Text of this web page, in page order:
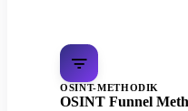
OSINT-METHODIK
OSINT Funnel